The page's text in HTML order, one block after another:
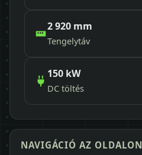
2 920 mm
Tengelytáv
150 kW
DC töltés
NAVIGÁCIÓ AZ OLDALON